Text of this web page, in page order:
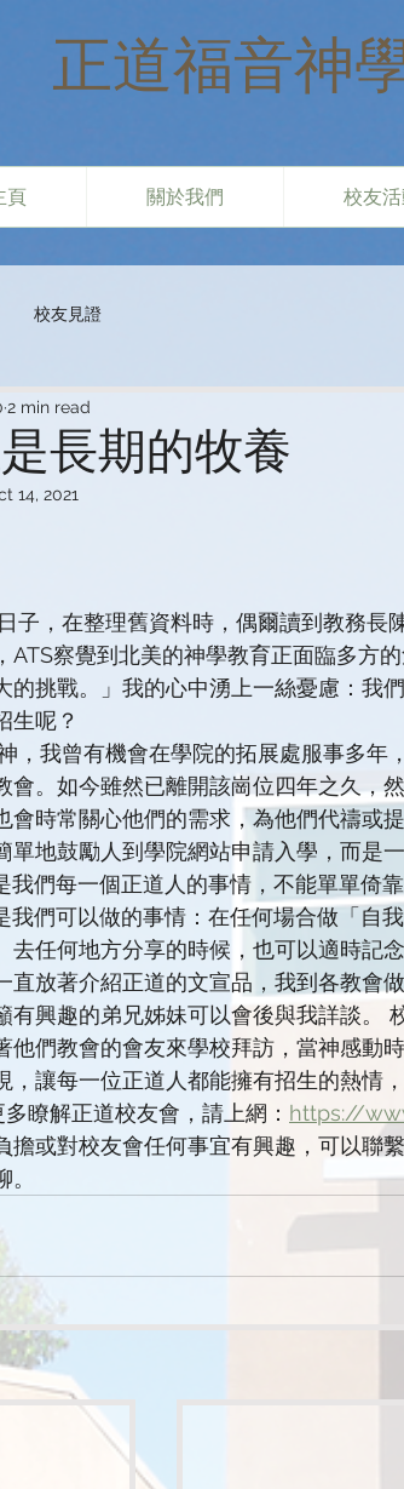
正道福音神
頁 關於我們 校友
校友見證
長期的牧養
2 min read
14, 2021
ATS察覺到北美的神學教育正面臨多方
的挑戰。」我的心中湧上一絲憂慮：我
生呢？
會。如今雖然已離開該崗位四年之久，
會時常關心他們的需求，為他們代禱或
單地鼓勵人到學院網站申請入學，而是
招生是我們每一個正道人的事情，不能單單
去任何地方分享的時候，也可以適時記
直放著介紹正道的文宣品，我到各教會
有興趣的弟兄姊妹可以會後與我詳談。
他們教會的會友來學校拜訪，當神感動
，讓每一位正道人都能擁有招生的熱情
要更多瞭解正道校友會，請上網：
https://
擔或對校友會任何事宜有興趣，可以聯繫
。